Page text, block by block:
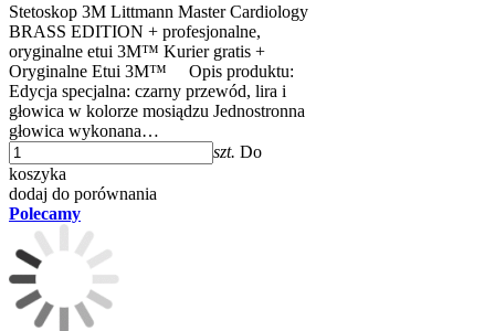
Stetoskop 3M Littmann Master Cardiology
BRASS EDITION + profesjonalne,
oryginalne etui 3M™ Kurier gratis +
Oryginalne Etui 3M™ Opis produktu:
Edycja specjalna: czarny przewód, lira i
głowica w kolorze mosiądzu Jednostronna
głowica wykonana…
szt. Do
koszyka
dodaj do porównania
Polecamy